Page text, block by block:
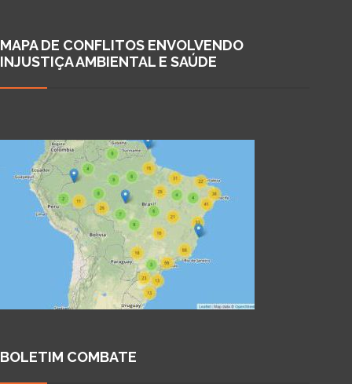
MAPA DE CONFLITOS ENVOLVENDO
INJUSTIÇA AMBIENTAL E SAÚDE
BOLETIM COMBATE